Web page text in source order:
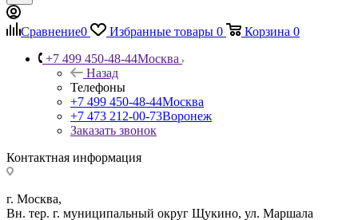
Сравнение0 Избранные товары 0 Корзина 0
+7 499 450-48-44Москва
Назад
Телефоны
+7 499 450-48-44Москва
+7 473 212-00-73Воронеж
Заказать звонок
Контактная информация
г. Москва,
Вн. тер. г. муниципальный округ Щукино, ул. Маршала